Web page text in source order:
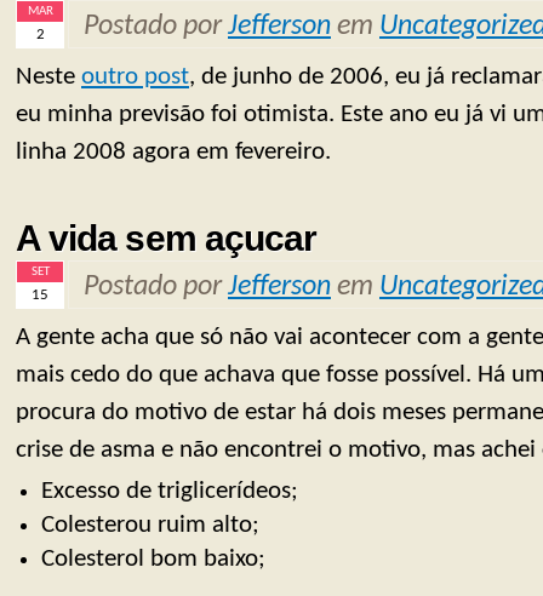
MAR
2 Postado porJefferson em
Neste outro post, de junho de 2006, eu já
eu minha previsão foi otimista. Este ano eu já vi
linha 2008 agora em fevereiro.
A vida sem açucar
SET
15 Postado porJefferson em
A gente acha que só não vai acontecer com a
mais cedo do que achava que fosse possível. Há
procura do motivo de estar há dois meses
crise de asma e não encontrei o motivo, mas achei
Excesso de triglicerídeos;
Colesterou ruim alto;
Colesterol bom baixo;